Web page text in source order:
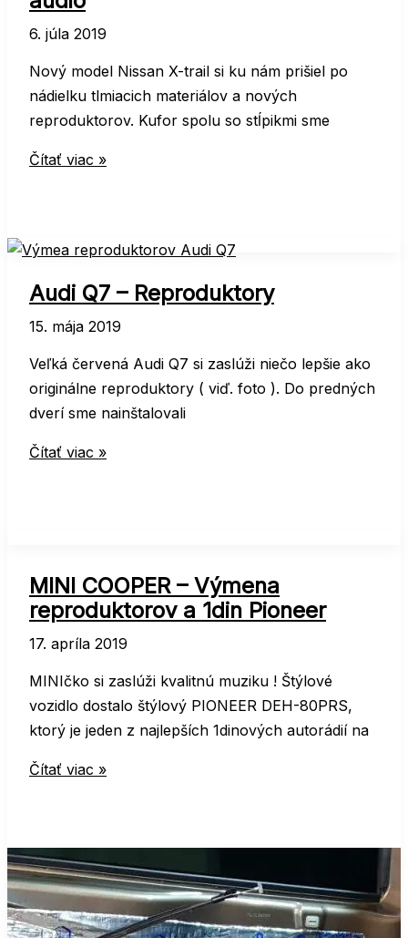
6. júla 2019
Nový model Nissan X-trail si ku nám prišiel po
nádielku tlmiacich materiálov a nových
reproduktorov. Kufor spolu so stĺpikmi sme
NISSAN
Tlmenie
a
audio
Čítať viac »
Audi Q7 – Reproduktory
15. mája 2019
Veľká červená Audi Q7 si zaslúži niečo lepšie ako
originálne reproduktory ( viď. foto ). Do predných
dverí sme nainštalovali
Audi
Čítať viac »
MINI COOPER – Výmena
reproduktorov a 1din Pioneer
17. apríla 2019
MINIčko si zaslúži kvalitnú muziku ! Štýlové
vozidlo dostalo štýlový PIONEER DEH-80PRS,
ktorý je jeden z najlepších 1dinových autorádií na
MINI
reproduktorov
a
1din
Čítať viac »